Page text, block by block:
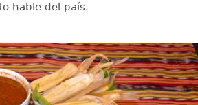
hable del país.